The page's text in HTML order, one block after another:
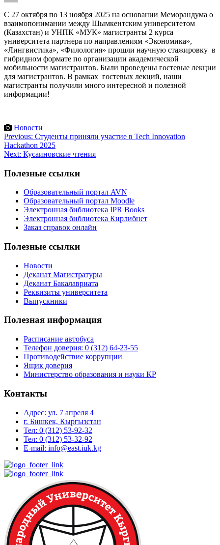
С 27 октября по 13 ноября 2025 на основании Меморандума о
взаимопонимании между Шымкентским университетом
(Казахстан) и УНПК «МУК» магистранты 2 курса
университета партнера по направлениям «Экономика»,
«Лингвистика», «Филология» прошли научную стажировку в
гибридном формате по организации академической
мобильности магистрантов. Были проведены гостевые лекции
для магистрантов. В рамках гостевых лекций, наши
магистранты получили много интересной и полезной
информации!
Новости
Навигация
по
Previous: Студенты приняли участие в Tech Innovation
Hackathon 2025
Next: Кусаиновские чтения
Полезные ссылки
Образовательный портал AVN
Образовательный портал Moodle
Электронная библиотека IPR Books
Электронная библиотека Кирлибнет
Заказ справок онлайн
Полезные ссылки
Новости
Деканат Магистратуры
Деканат Бакалавриата
Реквизиты университета
Выпускники
Полезная информация
Расписание автобуса
Телефон доверия: 0 (312) 64-23-55
Противодействие коррупции
Ящик доверия
Министерство образования и науки КР
Контакты
Адрес: ул. 7 апреля 4
г. Бишкек, Кыргызстан
Тел: 0 (312) 53-92-32
Тел: 0 (312) 53-32-92
E-mail: info@east.iuk.kg